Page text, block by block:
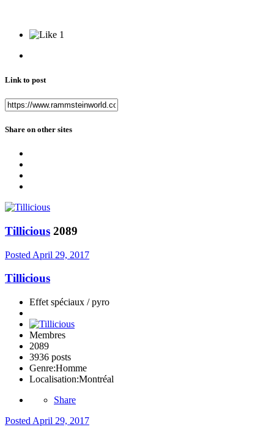
1
Link to post
Share on other sites
Tillicious 2089
Posted April 29, 2017
Tillicious
Effet spéciaux / pyro
Membres
2089
3936 posts
Genre:Homme
Localisation:Montréal
Share
Posted April 29, 2017